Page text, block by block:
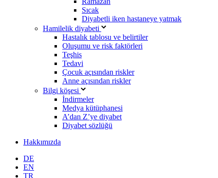
Sıcak
Diyabetli iken hastaneye yatmak
Hamilelik diyabeti
Hastalık tablosu ve belirtiler
Oluşumu ve risk faktörleri
Teşhis
Tedavi
Çocuk açısından riskler
Anne açısından riskler
Bilgi köşesi
İndirmeler
Medya kütüphanesi
A’dan Z’ye diyabet
Diyabet sözlüğü
Hakkımızda
DE
EN
TR